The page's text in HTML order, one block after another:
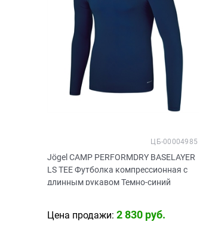
Jögel CAMP PERFORMDRY BASELAYER
LS TEE Футболка компрессионная с
длинным рукавом Темно-синий
ЦБ-00004985
Цена продажи: 2 830 руб.